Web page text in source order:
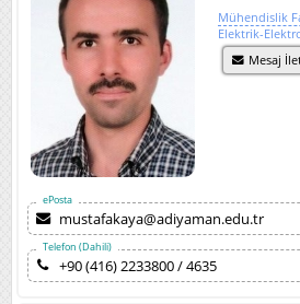
Mühendislik
Elektrik-
Mesaj
ePosta
mustafakaya@adiyaman.edu.tr
Telefon (Dahili)
+90 (416) 2233800 / 4635